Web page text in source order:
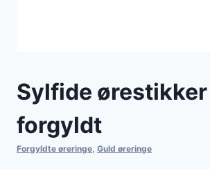
Sylfide ørestikker
forgyldt
Forgyldte øreringe, Guld øreringe